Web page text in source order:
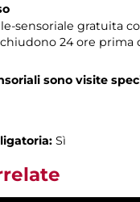
sensoriale gratuita
24 ore prima
sono visite
Sì